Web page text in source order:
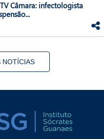
Câmara: infectologista
NOTÍCIAS